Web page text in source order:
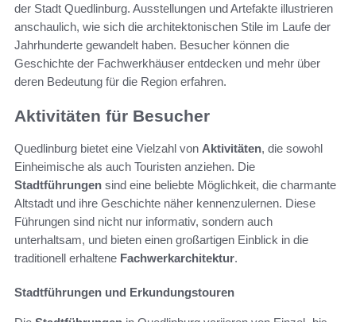
der Stadt Quedlinburg. Ausstellungen und Artefakte illustrieren
anschaulich, wie sich die architektonischen Stile im Laufe der
Jahrhunderte gewandelt haben. Besucher können die
Geschichte der Fachwerkhäuser entdecken und mehr über
deren Bedeutung für die Region erfahren.
Aktivitäten für Besucher
Quedlinburg bietet eine Vielzahl von Aktivitäten, die sowohl
Einheimische als auch Touristen anziehen. Die
Stadtführungen sind eine beliebte Möglichkeit, die charmante
Altstadt und ihre Geschichte näher kennenzulernen. Diese
Führungen sind nicht nur informativ, sondern auch
unterhaltsam, und bieten einen großartigen Einblick in die
traditionell erhaltene Fachwerkarchitektur.
Stadtführungen und Erkundungstouren